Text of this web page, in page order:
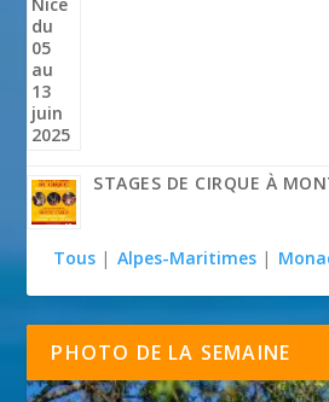
STAGES DE CIRQUE À
Tous | Alpes-Maritimes |
PHOTO DE LA SEMAINE